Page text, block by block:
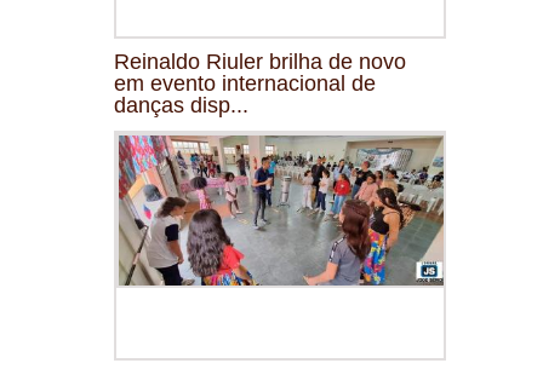
Reinaldo Riuler brilha de novo
em evento internacional de
danças disp...